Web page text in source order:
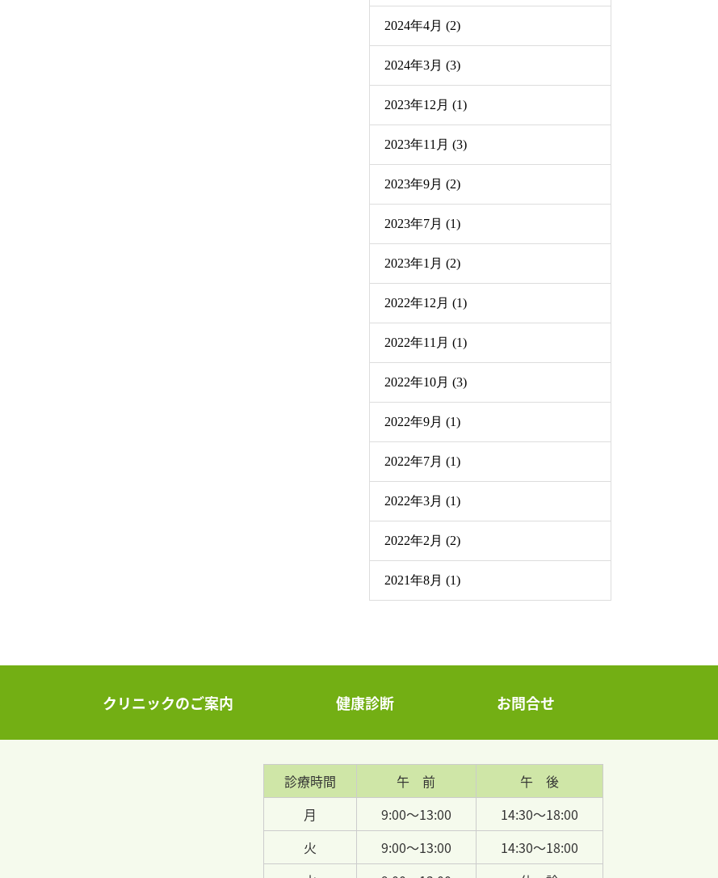
2024年4月 (2)
2024年3月 (3)
2023年12月 (1)
2023年11月 (3)
2023年9月 (2)
2023年7月 (1)
2023年1月 (2)
2022年12月 (1)
2022年11月 (1)
2022年10月 (3)
2022年9月 (1)
2022年7月 (1)
2022年3月 (1)
2022年2月 (2)
2021年8月 (1)
クリニックのご案内 健康診断 お問合せ
診療時間 午 前
午 後
月
9:00～13:00
14:30～18:00
火
9:00～13:00
14:30～18:00